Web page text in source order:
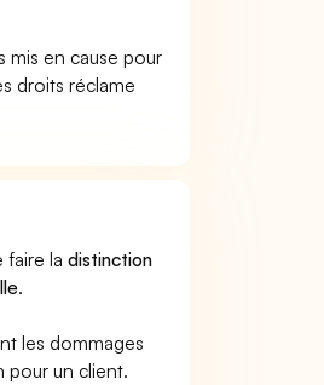
mis en cause pour
droits réclame
faire ladistinction
.
les dommages
pour un client.